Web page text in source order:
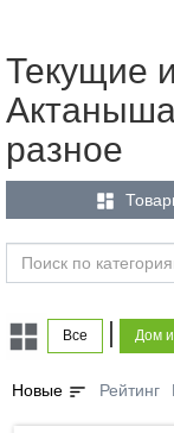
Текущие
разное

Все Дом
Новые sort Рейтинг